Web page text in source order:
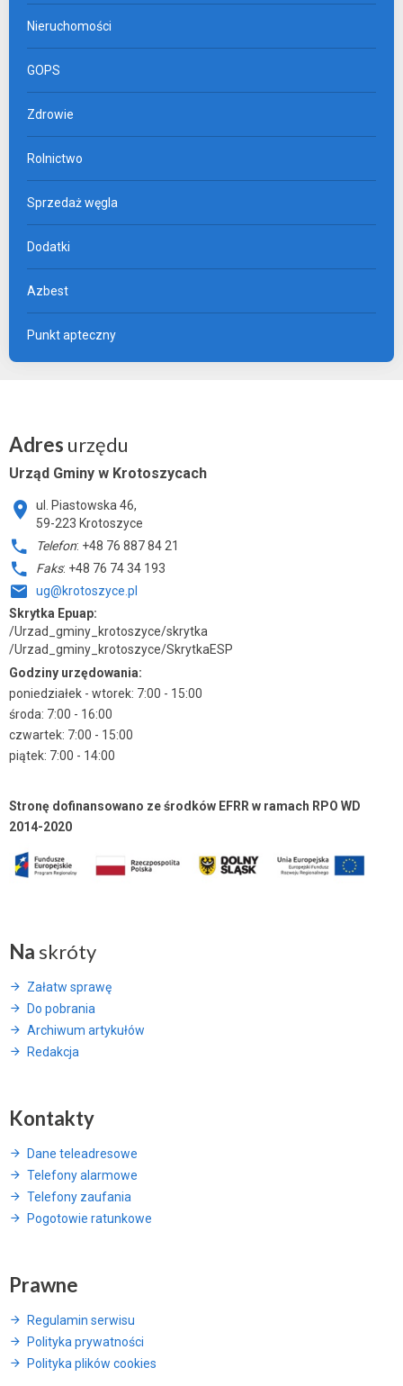
Nieruchomości
GOPS
Zdrowie
Rolnictwo
Sprzedaż węgla
Dodatki
Azbest
Punkt apteczny
Adres urzędu
Urząd Gminy w Krotoszycach
ul. Piastowska 46,
59-223 Krotoszyce
Telefon: +48 76 887 84 21
Faks: +48 76 74 34 193
ug@krotoszyce.pl
Skrytka Epuap:
/Urzad_gminy_krotoszyce/skrytka
/Urzad_gminy_krotoszyce/SkrytkaESP
Godziny urzędowania:
poniedziałek - wtorek: 7:00 - 15:00
środa: 7:00 - 16:00
czwartek: 7:00 - 15:00
piątek: 7:00 - 14:00
Stronę dofinansowano ze środków EFRR w ramach RPO WD
2014-2020
Na skróty
Załatw sprawę
Do pobrania
Archiwum artykułów
Redakcja
Kontakty
Dane teleadresowe
Telefony alarmowe
Telefony zaufania
Pogotowie ratunkowe
Prawne
Regulamin serwisu
Polityka prywatności
Polityka plików cookies